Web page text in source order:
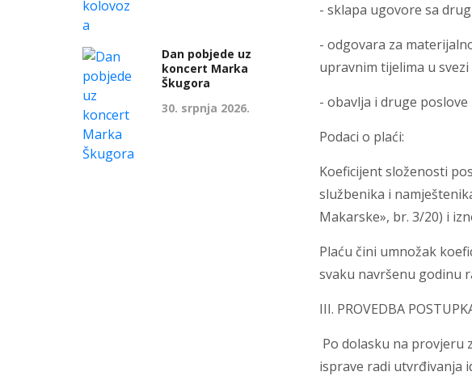
- sklapa ugovore sa
- odgovara za
upravnim tijelima u
- obavlja i druge
Podaci o plaći:
Koeficijent složenosti
službenika i
Makarske», br. 3/20) i
Plaću čini umnožak
svaku navršenu godinu
III. PROVEDBA
Po dolasku na provjeru
isprave radi utvrđivanja
Dan pobjede uz
koncert Marka
Škugora
30. srpnja 2026.